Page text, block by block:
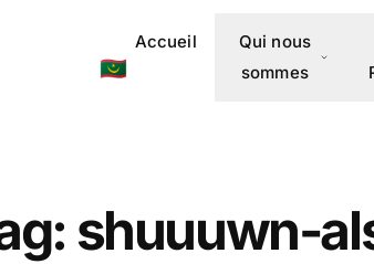
🇲🇷
Accueil
Qui nous
sommes
shuuuwn-